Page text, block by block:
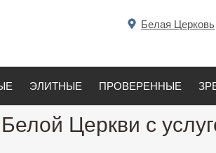
Белая Церковь
ЭЛИТНЫЕ ПРОВЕРЕННЫЕ
Церкви с